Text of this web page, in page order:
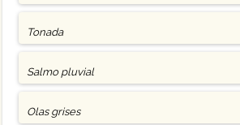
Tonada
Salmo pluvial
Olas grises